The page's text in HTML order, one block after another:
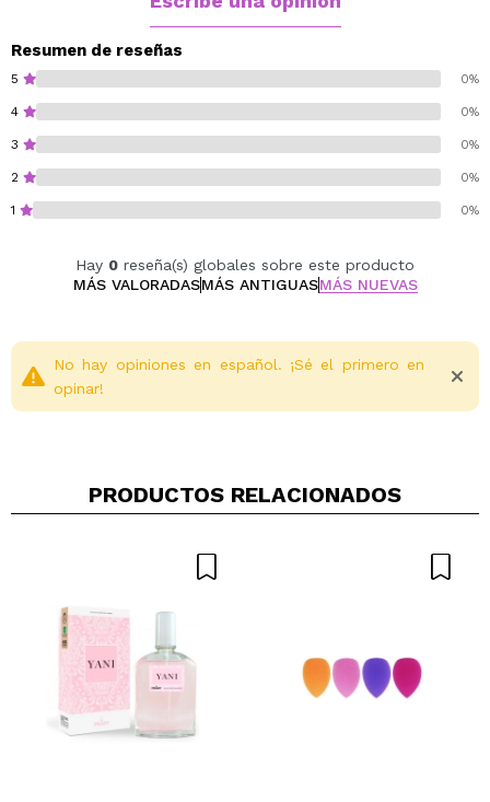
Un set imprescindible para quienes buscan un look
bronceado y luminoso allá donde vayan, en un formato
cómodo, versátil y fácil de llevar en el neceser.
Paraben free.
Vegan.
Cruelty free.
Resumen de reseñas
5 0%
4 0%
3 0%
2 0%
1 0%
Hay 0 reseña(s) globales sobre este producto
MÁS VALORADASMÁS ANTIGUASMÁS NUEVAS
Tu vídeo podría ser el primero. Imagínatelo...
¿Recomendarías su compra? Si No
No hay opiniones en español. ¡Sé el primero en
opinar!
PRODUCTOS RELACIONADOS